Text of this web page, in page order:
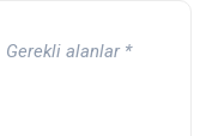
Gerekli alanlar *